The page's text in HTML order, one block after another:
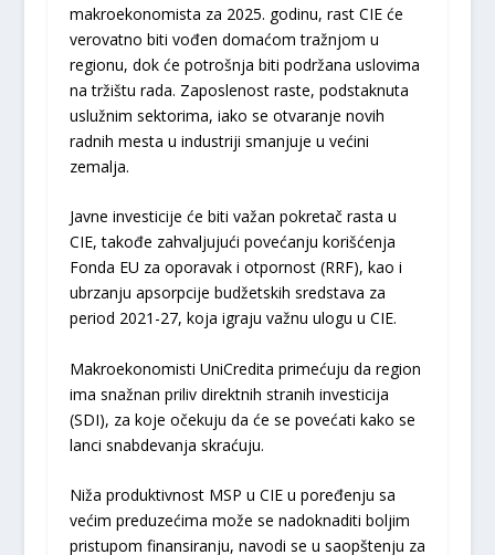
makroekonomista za 2025. godinu, rast CIE će
verovatno biti vođen domaćom tražnjom u
regionu, dok će potrošnja biti podržana uslovima
na tržištu rada. Zaposlenost raste, podstaknuta
uslužnim sektorima, iako se otvaranje novih
radnih mesta u industriji smanjuje u većini
zemalja.
Javne investicije će biti važan pokretač rasta u
CIE, takođe zahvaljujući povećanju korišćenja
Fonda EU za oporavak i otpornost (RRF), kao i
ubrzanju apsorpcije budžetskih sredstava za
period 2021-27, koja igraju važnu ulogu u CIE.
Makroekonomisti UniCredita primećuju da region
ima snažnan priliv direktnih stranih investicija
(SDI), za koje očekuju da će se povećati kako se
lanci snabdevanja skraćuju.
Niža produktivnost MSP u CIE u poređenju sa
većim preduzećima može se nadoknaditi boljim
pristupom finansiranju, navodi se u saopštenju za